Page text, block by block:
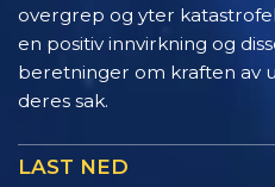
overgrep og yter
en positiv innvirkning og
beretninger om kraften av
deres sak.
LAST NED